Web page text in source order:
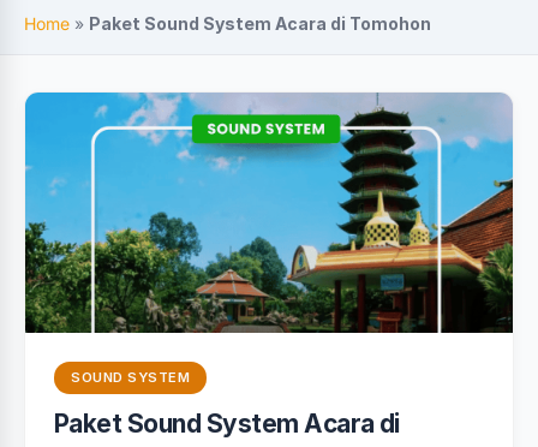
Home » Paket Sound System Acara di Tomohon
SOUND SYSTEM
Paket Sound System Acara di